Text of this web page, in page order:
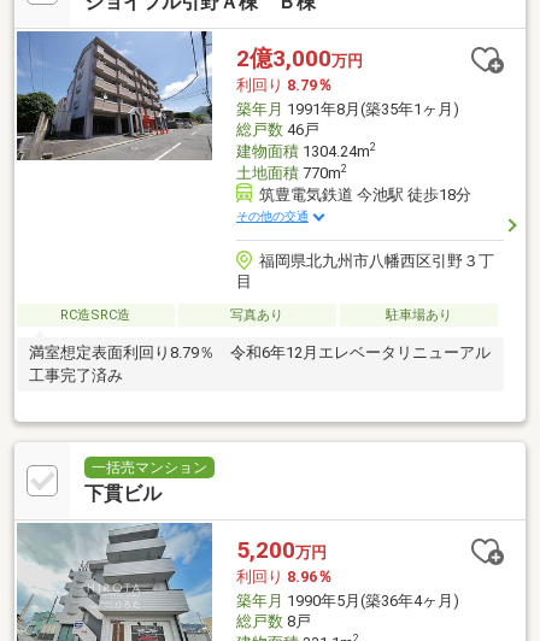
2億3,000万円
利回り 8.79％
築年月 1991年8月(築35年1ヶ月)
総戸数46戸
建物面積1304.24m2
土地面積770m2
筑豊電気鉄道 今池駅 徒歩18分
その他の交通
福岡県北九州市八幡西区引野３丁
目
RC造SRC造 写真あり 駐車場あり
満室想定表面利回り8.79％ 令和6年12月エレベータリニューアル
工事完了済み
一括売マンション
下貫ビル
5,200万円
利回り 8.96％
築年月 1990年5月(築36年4ヶ月)
総戸数8戸